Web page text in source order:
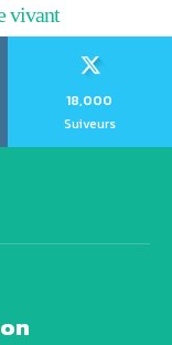
vivant
18,000
Suiveurs